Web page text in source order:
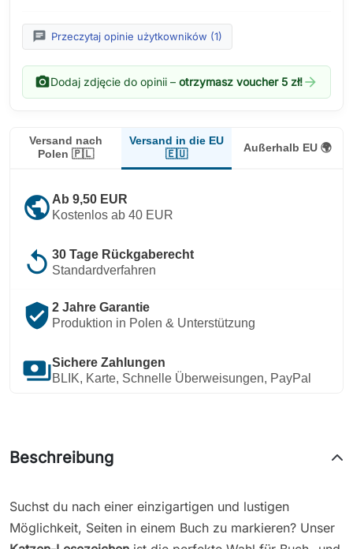
chat Przeczytaj opinie użytkowników (1)
photo_cameraDodaj zdjęcie do opinii – otrzymasz voucher 5 zł!arrow_forward
Versand nach
Polen 🇵🇱
Versand in die EU
🇪🇺
Außerhalb EU 🌍
public Ab 9,50 EUR
Kostenlos ab 40 EUR
replay 30 Tage Rückgaberecht
Standardverfahren
verified_user 2 Jahre Garantie
Produktion in Polen & Unterstützung
paymentsSichere Zahlungen
BLIK, Karte, Schnelle Überweisungen, PayPal
Beschreibung
Suchst du nach einer einzigartigen und lustigen
Möglichkeit, Seiten in einem Buch zu markieren? Unser